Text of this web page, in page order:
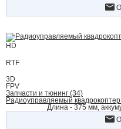
HD
RTF
3D
FPV
Запчасти и тюнинг (34)
Радиоуправляемый
Длина - 375 мм,